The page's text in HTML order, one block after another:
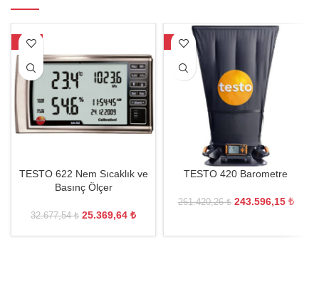
-22%
TESTO 622 Nem Sıcaklık ve
Basınç Ölçer
32.677,54₺ 25.369,64 ₺
-7%
TESTO 420 Barometre
261.420,26₺ 243.596,15 ₺